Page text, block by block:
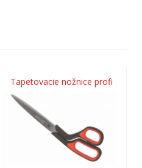
Tapetovacie nožnice profi